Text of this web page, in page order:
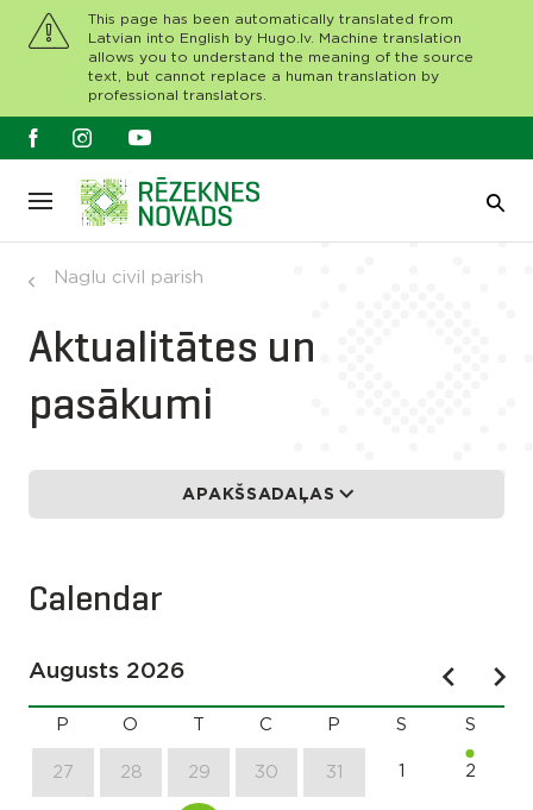
This page has been automatically translated from
Latvian into English by Hugo.lv. Machine translation
allows you to understand the meaning of the source
text, but cannot replace a human translation by
professional translators.
Naglu civil parish
Aktualitātes un
pasākumi
APAKŠSADAĻAS
Calendar
Augusts 2026
P O C P S S
27 28 29 30 31 1 2